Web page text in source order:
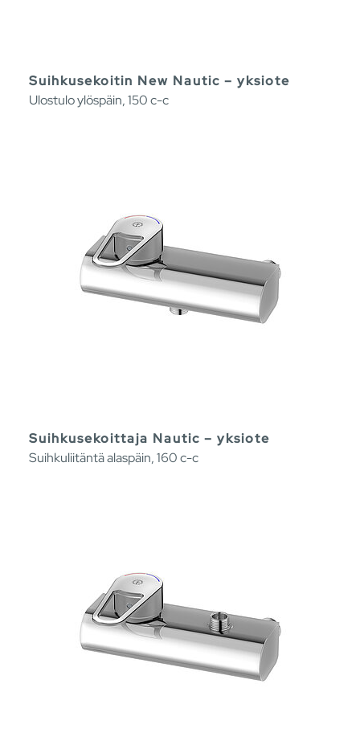
Suihkusekoitin New Nautic – yksiote
Ulostulo ylöspäin, 150 c-c
Suihkusekoittaja Nautic – yksiote
Suihkuliitäntä alaspäin, 160 c-c